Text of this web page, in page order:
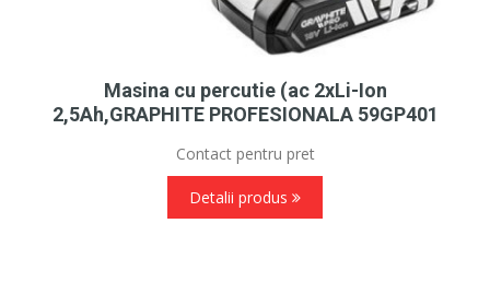
Masina cu percutie (ac 2xLi-Ion
2,5Ah,GRAPHITE PROFESIONALA 59GP401
Contact pentru pret
Detalii produs